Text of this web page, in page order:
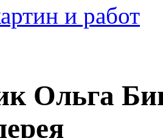
и работ
Ольга